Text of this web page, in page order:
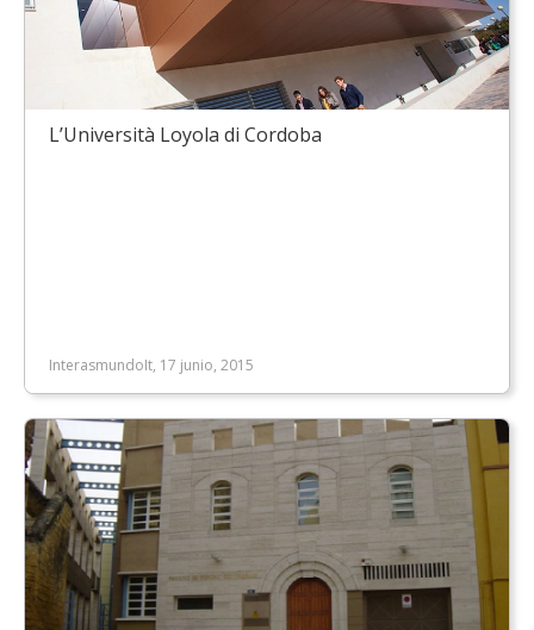
L’Università Loyola di Cordoba
InterasmundoIt, 17 junio, 2015